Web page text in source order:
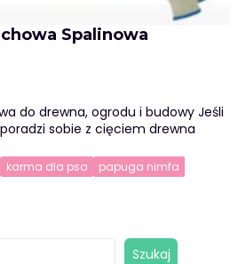
Spalinowa
do drewna, ogrodu i budowy Jeśli
sobie z cięciem drewna
karma dla psa
papuga nimfa
Szukaj